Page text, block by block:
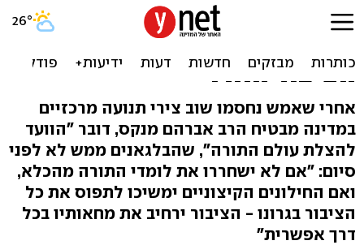
חוסמי הכבישים מדברים:
"אנחנו יחידת העילית של
הציבור החרדי"
אחרי שאמש נחסמו שוב צירי תנועה מרכזיים
במדינה מבטיח הרב אברהם מנקס, דובר "הוועד
להצלת עולם התורה", שהבלגאנים ממש לא לפני
סיום: "אם לא ישחררו את לומדי התורה מהכלא,
ואם החילונים הקיצוניים ימשיכו לתפוס את כל
הציבור בגרונו - הציבור ירחיב את מחאותיו בכל
דרך אפשרית"